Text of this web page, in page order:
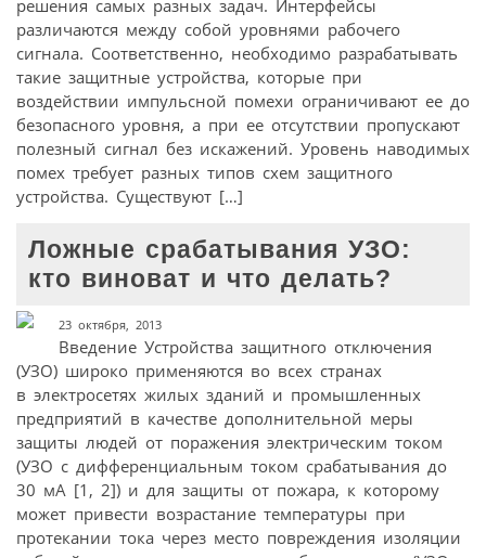
решения самых разных задач. Интерфейсы
различаются между собой уровнями рабочего
сигнала. Соответственно, необходимо разрабатывать
такие защитные устройства, которые при
воздействии импульсной помехи ограничивают ее до
безопасного уровня, а при ее отсутствии пропускают
полезный сигнал без искажений. Уровень наводимых
помех требует разных типов схем защитного
устройства. Существуют […]
Ложные срабатывания УЗО:
кто виноват и что делать?
23 октября, 2013
Введение Устройства защитного отключения
(УЗО) широко применяются во всех странах
в электросетях жилых зданий и промышленных
предприятий в качестве дополнительной меры
защиты людей от поражения электрическим током
(УЗО с дифференциальным током срабатывания до
30 мА [1, 2]) и для защиты от пожара, к которому
может привести возрастание температуры при
протекании тока через место повреждения изоляции